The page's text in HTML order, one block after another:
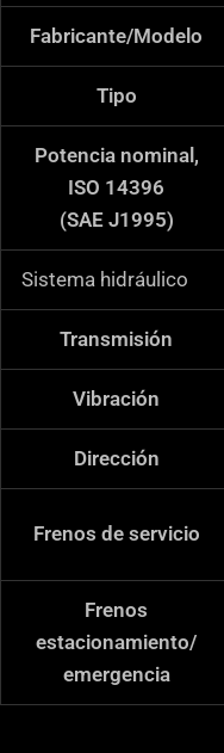
Fabricante/Modelo
Tipo
Potencia nominal,
ISO 14396
(SAE J1995)
Sistema hidráulico
Transmisión
Vibración
Dirección
Frenos de servicio
Frenos
estacionamiento/
emergencia